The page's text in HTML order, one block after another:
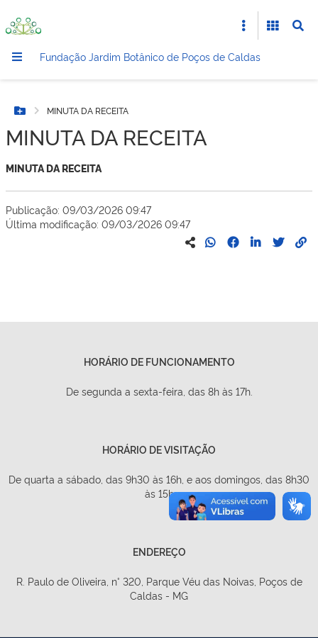
Fundação Jardim Botânico de Poços de Caldas
Botão Menu
MINUTA DA RECEITA
MINUTA DA RECEITA
MINUTA DA RECEITA
Publicação: 09/03/2026 09:47
Última modificação: 09/03/2026 09:47
HORÁRIO DE FUNCIONAMENTO
De segunda a sexta-feira, das 8h às 17h.
HORÁRIO DE VISITAÇÃO
De quarta a sábado, das 9h30 às 16h, e aos domingos, das 8h30
às 15h
ENDEREÇO
R. Paulo de Oliveira, n° 320, Parque Véu das Noivas, Poços de
Caldas - MG